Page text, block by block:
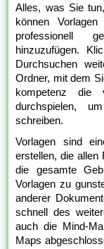
Alles, was Sie
können
professionell
hinzuzufügen.
Durchsuchen
Ordner, mit dem
kompetenz die
durchspielen,
schreiben.
Vorlagen sind
erstellen, die allen
die gesamte
Vorlagen zu
anderer
schnell des
auch die Mind-
Maps